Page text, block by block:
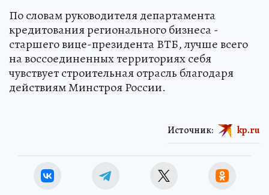
По словам руководителя департамента
кредитования регионального бизнеса -
старшего вице-президента ВТБ, лучше всего
на воссоединенных территориях себя
чувствует строительная отрасль благодаря
действиям Минстроя России.
Источник: kp.ru